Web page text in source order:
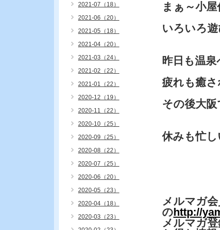
まぁ～小
いろいろ
昨日も温
疲れも癒
その後大
休みも忙
メルマガ
のhttp://
メルマガ
2021-07（18）
2021-06（20）
2021-05（18）
2021-04（20）
2021-03（24）
2021-02（22）
2021-01（22）
2020-12（19）
2020-11（22）
2020-10（25）
2020-09（25）
2020-08（22）
2020-07（25）
2020-06（20）
2020-05（23）
2020-04（18）
2020-03（23）